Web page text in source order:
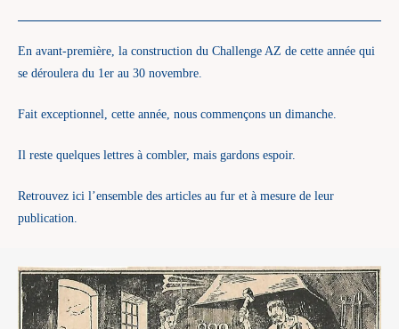
En avant-première, la construction du Challenge AZ de cette année qui
se déroulera du 1er au 30 novembre.
Fait exceptionnel, cette année, nous commençons un dimanche.
Il reste quelques lettres à combler, mais gardons espoir.
Retrouvez ici l’ensemble des articles au fur et à mesure de leur
publication.